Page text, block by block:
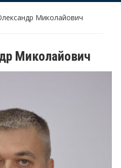
Миколайович
Миколайович